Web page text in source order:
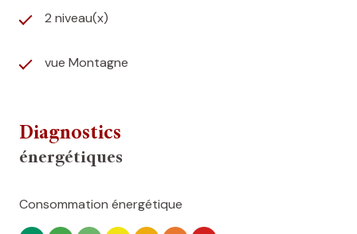
2 niveau(x)
vue Montagne
Diagnostics
énergétiques
Consommation énergétique